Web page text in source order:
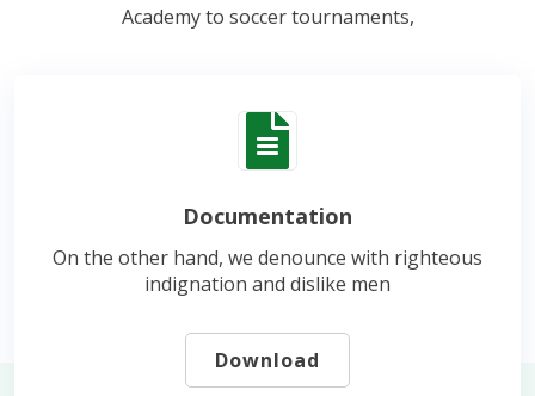
Academy to soccer tournaments,
Documentation
On the other hand, we denounce with righteous
indignation and dislike men
Download